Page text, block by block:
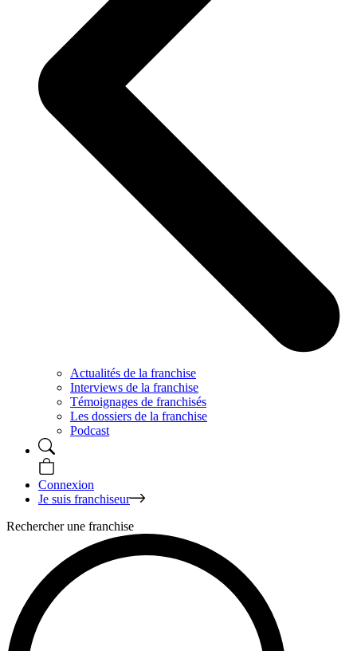
Actualités de la franchise
Interviews de la franchise
Témoignages de franchisés
Les dossiers de la franchise
Podcast
Connexion
Je suis franchiseur
Rechercher une franchise